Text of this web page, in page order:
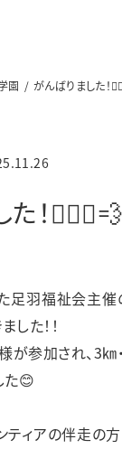
問い合わせはこ
からのお問い合わせ
ブからのお問い合わ
メールフォーム
園 がんばりました！
！🏃🏻‍♀️💨
足羽福祉会主
した！！
参加され、3㎞・
た😊
ティアの伴走の